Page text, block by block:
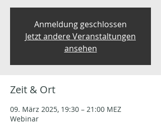
Anmeldung geschlossen
Jetzt andere Veranstaltungen
ansehen
Zeit & Ort
09. März 2025, 19:30 – 21:00 MEZ
Webinar